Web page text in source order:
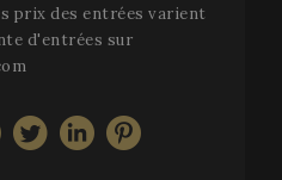
prix des entrées varient
d'entrées sur